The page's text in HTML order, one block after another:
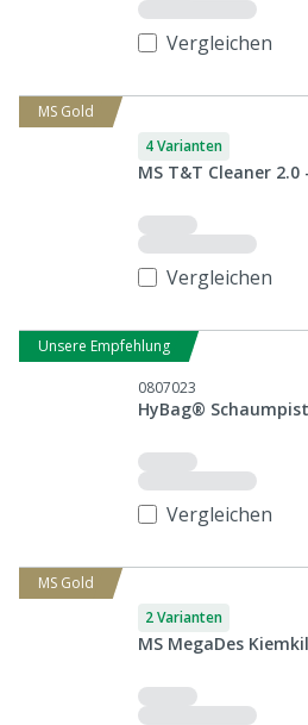
Vergleichen
MS Gold
4 Varianten
MS T&T Cleaner
Vergleichen
Unsere Empfehlung
0807023
HyBag®
Vergleichen
MS Gold
2 Varianten
MS MegaDes